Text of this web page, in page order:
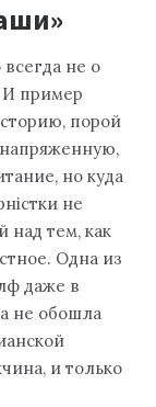
не о
И пример
порой
но куда
не
над тем, как
Одна из
даже в
не обошла
и только